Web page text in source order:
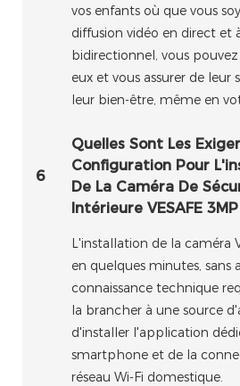
vos enfants où que vous
diffusion vidéo en direct et
bidirectionnel, vous
eux et vous assurer de leur
leur bien-être, même en
6
Quelles Sont Les
Configuration Pour
De La Caméra De
Intérieure VESAFE
L'installation de la caméra
en quelques minutes, sans
connaissance technique
la brancher à une source
d'installer l'application
smartphone et de la
réseau Wi-Fi domestique.